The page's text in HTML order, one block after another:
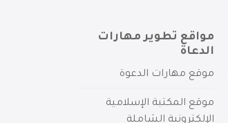
مواقع تطوير مهارات
الدعاة
موقع مهارات الدعوة
موقع المكتبة الإسلامية
الإلكترونية الشاملة